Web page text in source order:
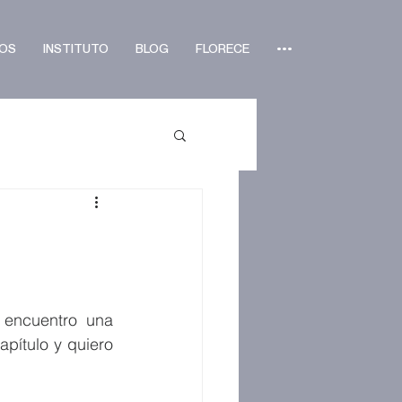
INSTITUTO BLOG FLORECE •••
una
y quiero